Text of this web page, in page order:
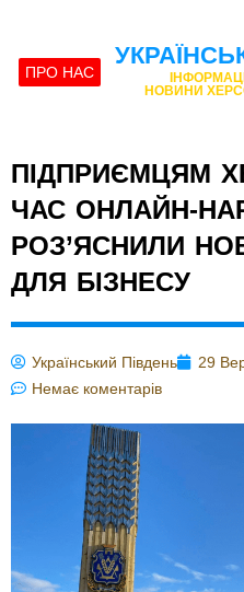
ПРО НАС
НОВИНИ
ПІДПРИЄМЦЯМ
ЧАС ОНЛАЙН-
РОЗ’ЯСНИЛИ
ДЛЯ БІЗНЕСУ
Український Південь 29
Немає коментарів